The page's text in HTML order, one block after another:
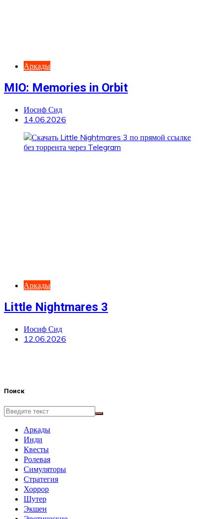
Аркады
MIO: Memories in Orbit
Иосиф Сид
14.06.2026
Аркады
Little Nightmares 3
Иосиф Сид
12.06.2026
Поиск
Аркады
Инди
Квесты
Ролевая
Симуляторы
Стратегия
Хоррор
Шутер
Экшен